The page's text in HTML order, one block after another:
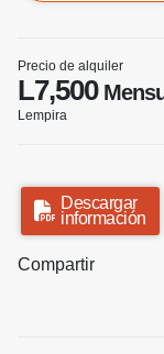
Precio de alquiler
L7,500
Lempira
Descargar
información
Compartir